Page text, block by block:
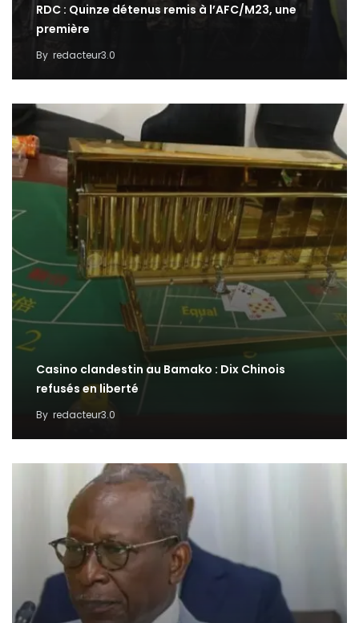
RDC : Quinze détenus remis à l’AFC/M23, une
première
By redacteur3.0
Casino clandestin au Bamako : Dix Chinois
refusés en liberté
By redacteur3.0